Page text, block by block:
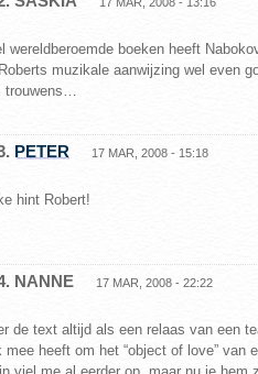
wereldberoemde boeken heeft
muzikale aanwijzing wel even
trouwens…
PETER 17 MAR, 2008 - 15:18
hint Robert!
NANNE 17 MAR, 2008 - 22:22
de text altijd als een relaas van een
mee heeft om het “object of love” van